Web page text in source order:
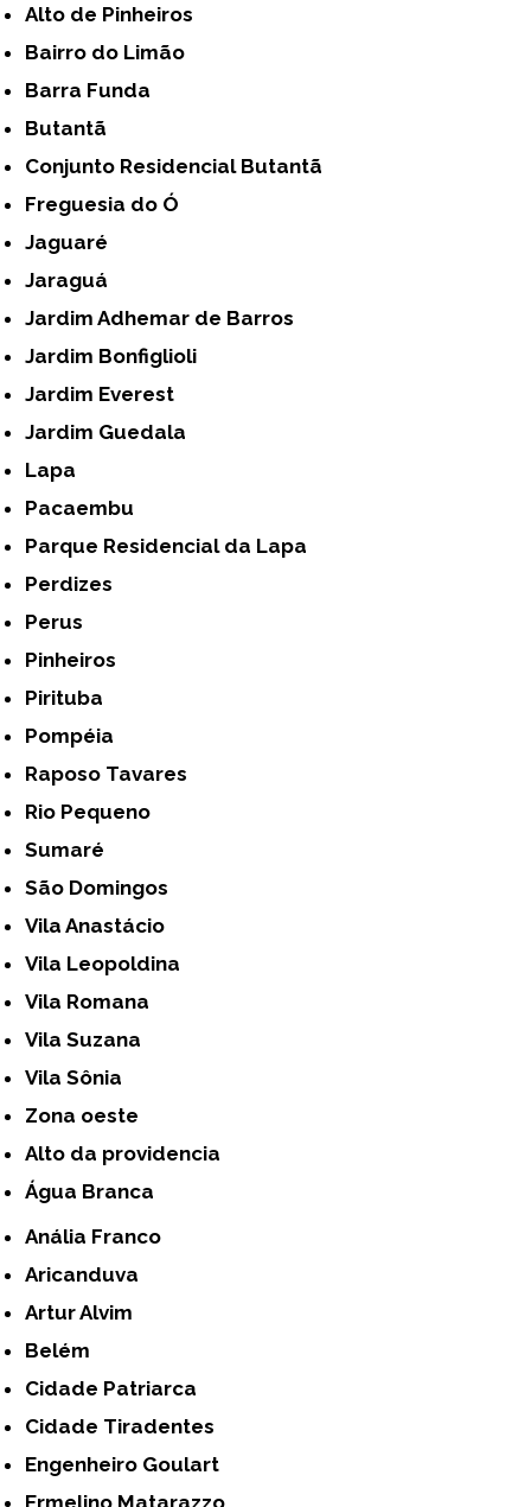
Alto de Pinheiros
Bairro do Limão
Barra Funda
Butantã
Conjunto Residencial Butantã
Freguesia do Ó
Jaguaré
Jaraguá
Jardim Adhemar de Barros
Jardim Bonfiglioli
Jardim Everest
Jardim Guedala
Lapa
Pacaembu
Parque Residencial da Lapa
Perdizes
Perus
Pinheiros
Pirituba
Pompéia
Raposo Tavares
Rio Pequeno
Sumaré
São Domingos
Vila Anastácio
Vila Leopoldina
Vila Romana
Vila Suzana
Vila Sônia
Zona oeste
alto da providencia
Água Branca
Anália Franco
Aricanduva
Artur Alvim
Belém
Cidade Patriarca
Cidade Tiradentes
Engenheiro Goulart
Ermelino Matarazzo